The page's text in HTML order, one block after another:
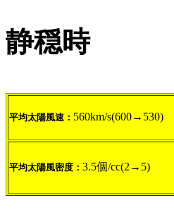
静穏時
平均太陽風速： 560km/s(600→530)
平均太陽風密度： 3.5個/cc(2→5)